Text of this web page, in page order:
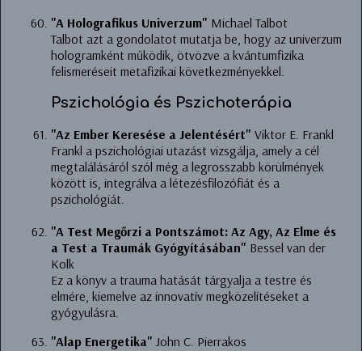
"A Holografikus Univerzum" Michael Talbot
Talbot azt a gondolatot mutatja be, hogy az univerzum
hologramként működik, ötvözve a kvántumfizika
felismeréseit metafizikai következményekkel.
Pszichológia és Pszichoterápia
"Az Ember Keresése a Jelentésért" Viktor E. Frankl
Frankl a pszichológiai utazást vizsgálja, amely a cél
megtalálásáról szól még a legrosszabb körülmények
között is, integrálva a létezésfilozófiát és a
pszichológiát.
"A Test Megőrzi a Pontszámot: Az Agy, Az Elme és
a Test a Traumák Gyógyításában" Bessel van der
Kolk
Ez a könyv a trauma hatását tárgyalja a testre és
elmére, kiemelve az innovatív megközelítéseket a
gyógyulásra.
"Alap Energetika" John C. Pierrakos